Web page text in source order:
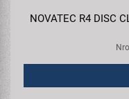
NOVATEC R4 DISC